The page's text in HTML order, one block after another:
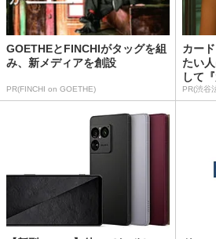
GOETHEとFINCHIがタッグを組
み、新メディアを創設
PR(FINCHI on GOETHE)
カー
たい
して
PR(渋谷